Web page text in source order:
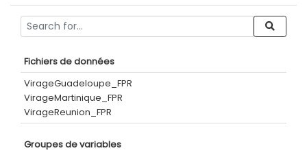
Fichiers de données
VirageGuadeloupe_FPR
VirageMartinique_FPR
VirageReunion_FPR
Groupes de variables